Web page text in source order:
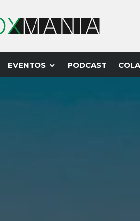
EVENTOS PODCAST